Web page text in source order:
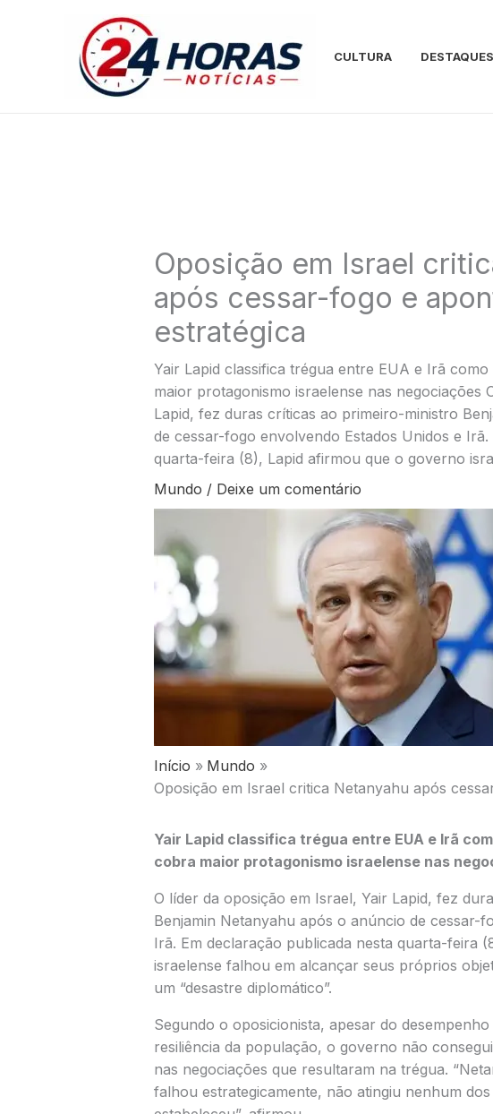
CULTURA DESTAQUES
Oposição em Israel
após cessar-fogo e
estratégica
Yair Lapid classifica trégua entre EUA e Irã como
maior protagonismo israelense nas negociações
Lapid, fez duras críticas ao primeiro-ministro
de cessar-fogo envolvendo Estados Unidos e
quarta-feira (8), Lapid afirmou que o governo
Mundo / Deixe um comentário
Início
Mundo
Oposição em Israel critica Netanyahu após
Yair Lapid classifica trégua entre EUA e Irã
cobra maior protagonismo israelense nas
O líder da oposição em Israel, Yair Lapid, fez
Benjamin Netanyahu após o anúncio de cessar-
Irã. Em declaração publicada nesta quarta-feira
israelense falhou em alcançar seus próprios
um “desastre diplomático”.
Segundo o oposicionista, apesar do
resiliência da população, o governo não
nas negociações que resultaram na trégua.
falhou estrategicamente, não atingiu nenhum